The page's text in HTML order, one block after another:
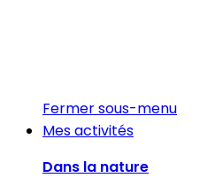
Fermer sous-menu
Mes activités
Dans la nature